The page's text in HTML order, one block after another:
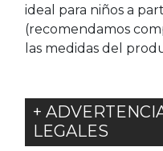
ideal para niños a
(recomendamos
las medidas del
+
LEGALES